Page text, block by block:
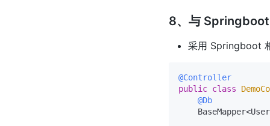
8、与
采用 Springboot
@Controller
public class
@Db